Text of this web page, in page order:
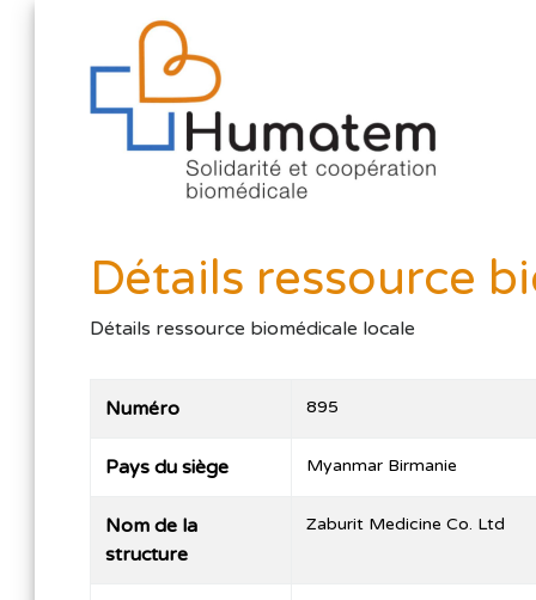
Détails ressource
Détails ressource biomédicale locale
Numéro 895
Pays du siège Myanmar Birmanie
Nom de la
structure
Zaburit Medicine Co. Ltd